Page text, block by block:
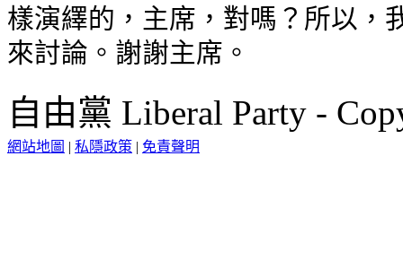
樣演繹的，主席，對嗎？所以，
來討論。謝謝主席。
自由黨 Liberal Party -
網站地圖 | 私隱政策 | 免責聲明